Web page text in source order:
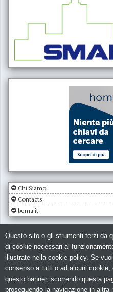
Chi Siamo
Contacts
bema.it
© Copyright 2026. Impianto Elettrico
policy
Il portale per l'elettricistia e l'
Questo sito o gli strumenti terzi da
di cookie necessari al
illustrate nella cookie policy. Se
consenso a tutti o ad alcuni
questo banner, scorrendo questa
proseguendo la navigazione in altra